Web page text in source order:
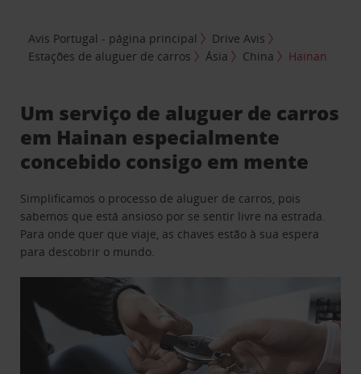
Avis Portugal - página principal
Drive Avis
Estações de aluguer de carros
Ásia China Hainan
Um serviço de aluguer de carros
em Hainan especialmente
concebido consigo em mente
Simplificamos o processo de aluguer de carros, pois
sabemos que está ansioso por se sentir livre na estrada.
Para onde quer que viaje, as chaves estão à sua espera
para descobrir o mundo.